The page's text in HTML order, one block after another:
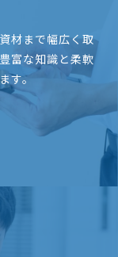
材まで幅広く取
富な知識と柔軟
す。